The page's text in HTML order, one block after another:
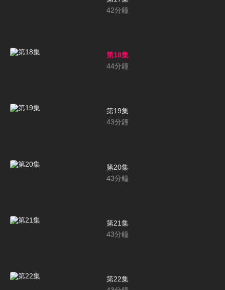
42分鐘
第18集
44分鐘
第19集
43分鐘
第20集
43分鐘
第21集
43分鐘
第22集